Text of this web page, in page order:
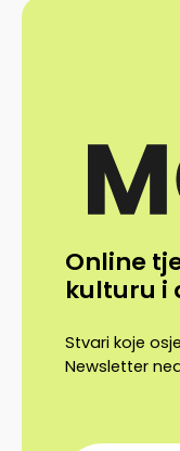
Online
kulturu i
Stvari koje
Newsletter